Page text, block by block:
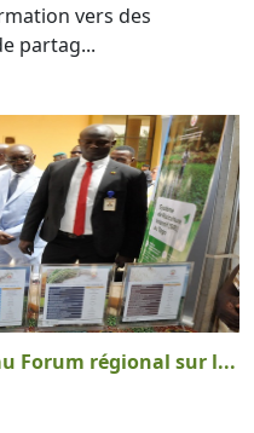
vers des
partag...
Forum régional sur l...